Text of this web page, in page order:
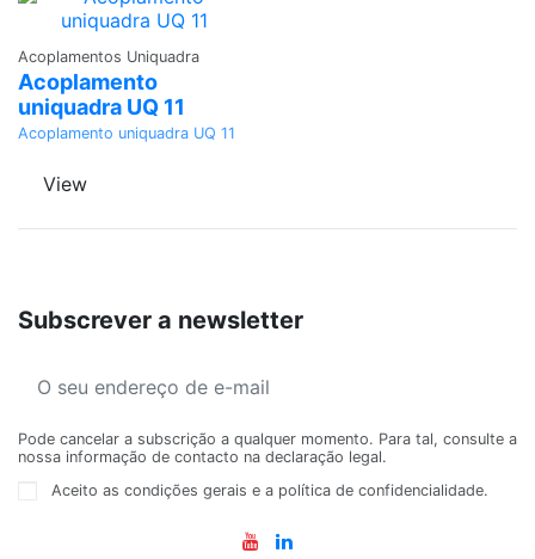
Adicionar
Acoplamentos Uniquadra
Acoplamento
uniquadra UQ 11
Acoplamento uniquadra UQ 11
View
Subscrever a newsletter
Pode cancelar a subscrição a qualquer momento. Para tal, consulte a
nossa informação de contacto na declaração legal.
Aceito as condições gerais e a política de confidencialidade.